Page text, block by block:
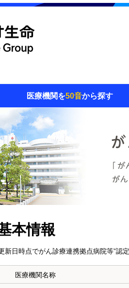
医療機関を50音から探す
本情報
新日時点でがん診療連携拠点病院等”認
医療機関名称